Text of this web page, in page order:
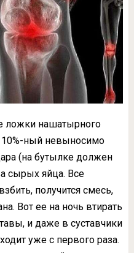
ложки нашатырного
10%-ный невыносимо
(на бутылке должен
сырых яйца. Все
получится смесь,
Вот ее на ночь втирать
и даже в суставчики
уже с первого раза.